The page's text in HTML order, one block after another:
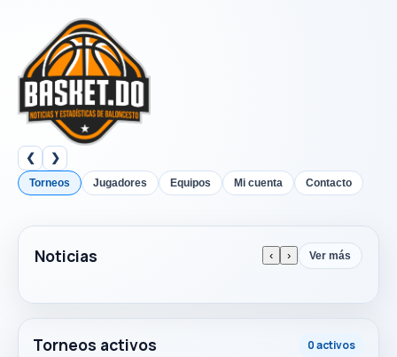
❮ ❯
Torneos Jugadores Equipos Mi cuenta Contacto
Noticias ‹ › Ver más
Torneos activos 0 activos